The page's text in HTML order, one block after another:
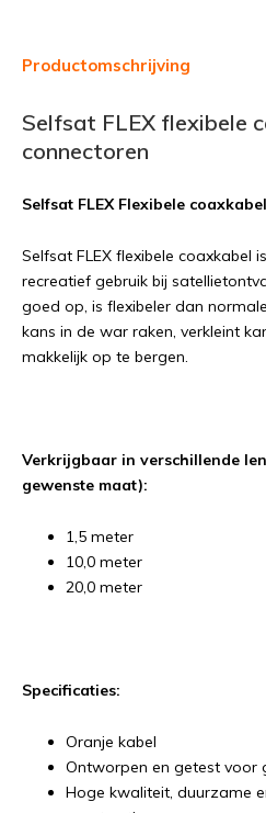
Productomschrijving
Selfsat FLEX flexibele
connectoren
Selfsat FLEX Flexibele
Selfsat FLEX flexibele coaxkabel
recreatief gebruik bij
goed op, is flexibeler dan
kans in de war raken, verkleint
makkelijk op te bergen.
Verkrijgbaar in verschillende
gewenste maat):
1,5 meter
10,0 meter
20,0 meter
Specificaties:
Oranje kabel
Ontworpen en getest voor
Hoge kwaliteit, duurzame